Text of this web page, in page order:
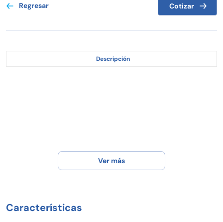
Regresar Cotizar
Descripción
Ver más
Características